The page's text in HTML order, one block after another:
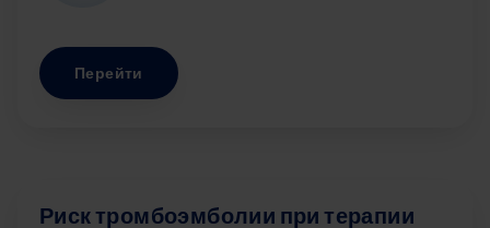
Перейти
Риск тромбоэмболии при терапии